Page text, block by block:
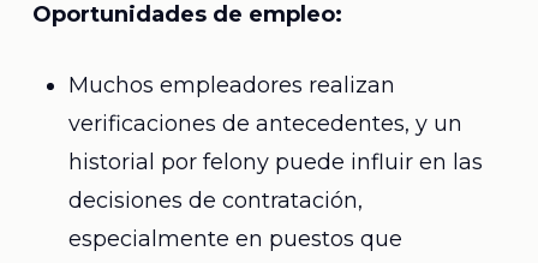
Oportunidades de empleo:
Muchos empleadores realizan
verificaciones de antecedentes, y un
historial por felony puede influir en las
decisiones de contratación,
especialmente en puestos que